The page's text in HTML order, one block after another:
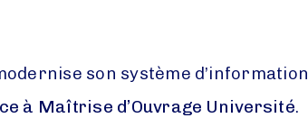
son système d’information
à Maîtrise d’Ouvrage Université.